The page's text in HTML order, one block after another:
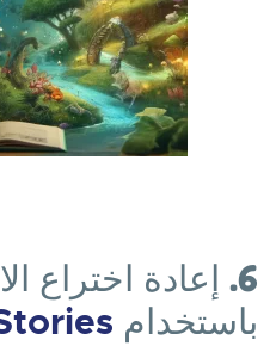
6. إعادة اختراع
باستخدام